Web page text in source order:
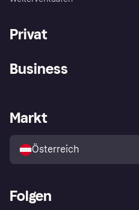
Privat
Shops entdecken
Business
Händlerportal
Markt
Österreich
Folgen